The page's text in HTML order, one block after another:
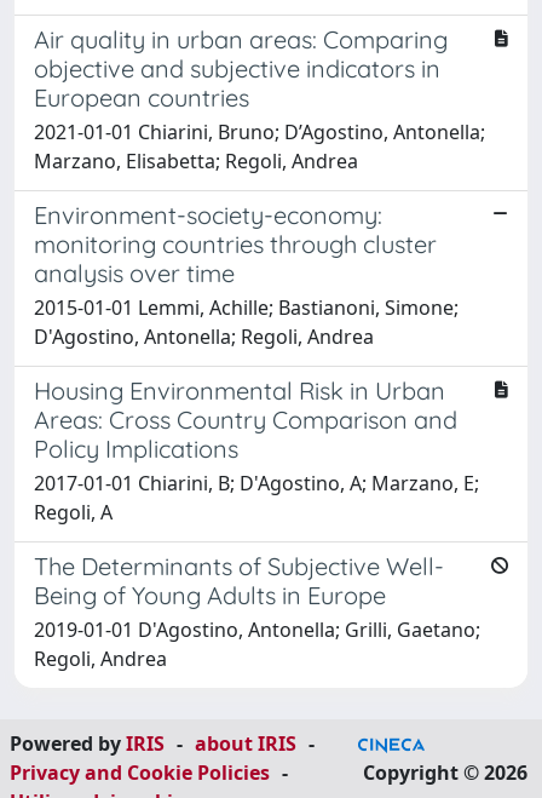
Air quality in urban areas: Comparing
objective and subjective indicators in
European countries
2021-01-01 Chiarini, Bruno; D’Agostino, Antonella;
Marzano, Elisabetta; Regoli, Andrea
Environment-society-economy:
monitoring countries through cluster
analysis over time
2015-01-01 Lemmi, Achille; Bastianoni, Simone;
D'Agostino, Antonella; Regoli, Andrea
Housing Environmental Risk in Urban
Areas: Cross Country Comparison and
Policy Implications
2017-01-01 Chiarini, B; D'Agostino, A; Marzano, E;
Regoli, A
The Determinants of Subjective Well-
Being of Young Adults in Europe
2019-01-01 D'Agostino, Antonella; Grilli, Gaetano;
Regoli, Andrea
Powered byIRIS - about IRIS -
Privacy and Cookie Policies -
Copyright © 2026